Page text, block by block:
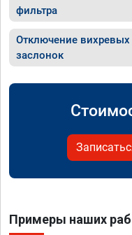
фильтра
Отключение вихревых
заслонок
Примеры наших